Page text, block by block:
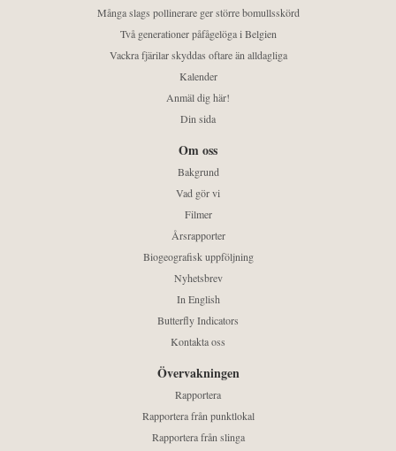
Många slags pollinerare ger större bomullsskörd
Två generationer påfågelöga i Belgien
Vackra fjärilar skyddas oftare än alldagliga
Kalender
Anmäl dig här!
Din sida
Om oss
Bakgrund
Vad gör vi
Filmer
Årsrapporter
Biogeografisk uppföljning
Nyhetsbrev
In English
Butterfly Indicators
Kontakta oss
Övervakningen
Rapportera
Rapportera från punktlokal
Rapportera från slinga